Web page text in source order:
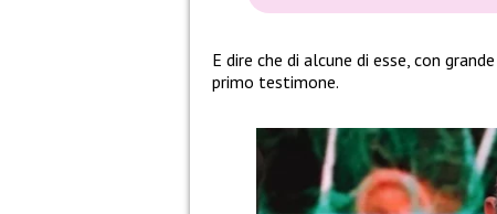
E dire che di alcune di esse, con
primo testimone.